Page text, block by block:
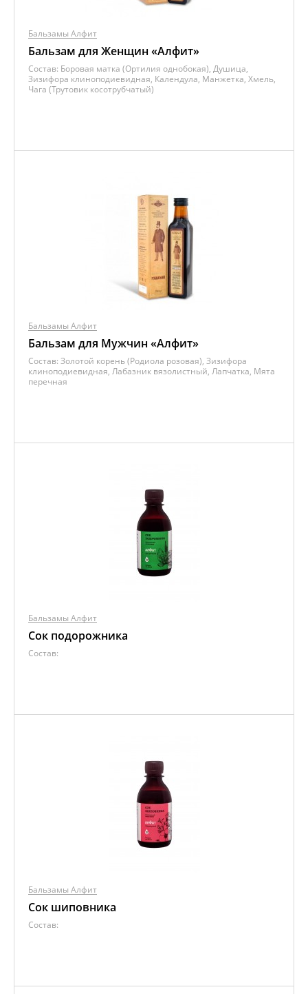
Бальзамы Алфит
Бальзам для Женщин «Алфит»
Состав: Боровая матка (Ортилия однобокая), Душица,
Зизифора клиноподиевидная, Календула, Манжетка, Хмель,
Чага (Трутовик косотрубчатый)
Бальзамы Алфит
Бальзам для Мужчин «Алфит»
Состав: Золотой корень (Родиола розовая), Зизифора
клиноподиевидная, Лабазник вязолистный, Лапчатка, Мята
перечная
Бальзамы Алфит
Сок подорожника
Состав:
Бальзамы Алфит
Сок шиповника
Состав: